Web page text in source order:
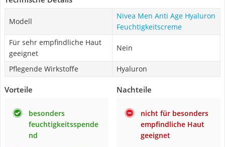
Modell
Nivea Men Anti Age Hyaluron
Feuchtigkeitscreme
Für sehr empfindliche Haut
geeignet
Nein
Pflegende Wirkstoffe Hyaluron
Vorteile
besonders
feuchtigkeitsspende
nd
Nachteile
nicht für besonders
empfindliche Haut
geeignet